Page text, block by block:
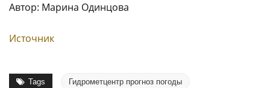
Автор: Марина Одинцова
Источник
Tags Гидрометцентр прогноз погоды